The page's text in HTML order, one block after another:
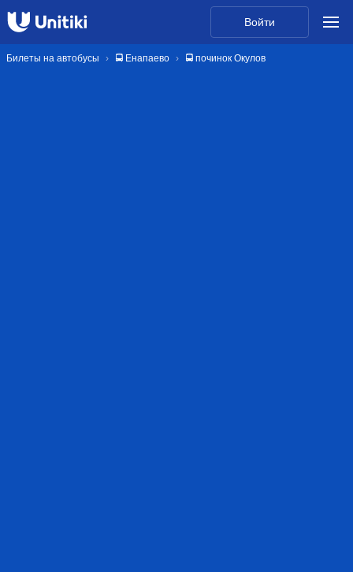
Войти
Билеты на автобусы 🚍 Енапаево 🚍 починок Окулов